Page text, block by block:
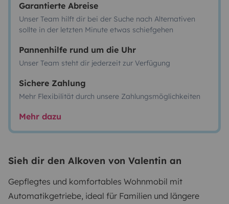
Garantierte Abreise
Unser Team hilft dir bei der Suche nach Alternativen
sollte in der letzten Minute etwas schiefgehen
Pannenhilfe rund um die Uhr
Unser Team steht dir jederzeit zur Verfügung
Sichere Zahlung
Mehr Flexibilität durch unsere Zahlungsmöglichkeiten
Mehr dazu
Sieh dir den Alkoven von Valentin an
Gepflegtes und komfortables Wohnmobil mit
Automatikgetriebe, ideal für Familien und längere